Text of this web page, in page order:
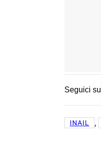
Seguici su
INAIL ,